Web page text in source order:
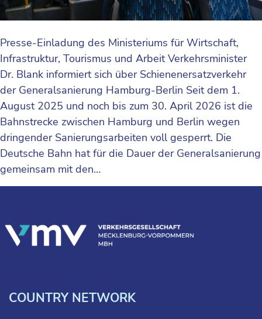
Presse-Einladung des Ministeriums für Wirtschaft,
Infrastruktur, Tourismus und Arbeit Verkehrsminister
Dr. Blank informiert sich über Schienenersatzverkehr
der Generalsanierung Hamburg-Berlin Seit dem 1.
August 2025 und noch bis zum 30. April 2026 ist die
Bahnstrecke zwischen Hamburg und Berlin wegen
dringender Sanierungsarbeiten voll gesperrt. Die
Deutsche Bahn hat für die Dauer der Generalsanierung
gemeinsam mit den…
COUNTRY NETWORK